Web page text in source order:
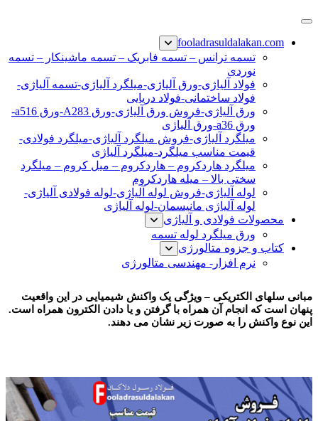
پرش
محتوا
نبشی فولادی-ناودانی فولادی-قیمت ورق-قیمت فولاد
fooladrasuldalakan.com
تسمه ترانس – تسمه فابریک – تسمه ماشینکار – تسمه
نوردی
فولاد آلیاژی-ورق آلیاژی-میلگرد آلیاژی-تسمه آلیاژی-
فولاد ساختمانی-فولاد دریایی
ورق آلیاژی-فروش ورق آلیاژی-ورق A283-ورق a516-
ورق a36-ورق آلیاژی
میلگرد آلیاژی-فروش میلگرد آلیاژی-میلگرد فولادی-
قیمت مناسب میلگرد-میلگرد آلیاژی
میلگرد هاردکروم – هاردکروم – میل کروم – میلگرد
سختی بالا – میله هاردکروم
لوله آلیاژی-فروش لوله آلیاژی-لوله فولادی آلیاژی-
لوله آلیاژی مانیسمان-لوله آلیاژی
محصولات فولادی و آلیاژی
ورق میلگرد لوله تسمه
کتاب و جزوه متالورژی
نرم افزار- مهندسی متالورژی
مبانی سلهای الکتریکی – ویژگی یک واکنش شیمیایی در این واقعیت
پنهان است که انجام آن همراه با گرفتن و یا دادن الکترون همراه است.
این نوع واکنش را به صورت زیر نشان می دهند.